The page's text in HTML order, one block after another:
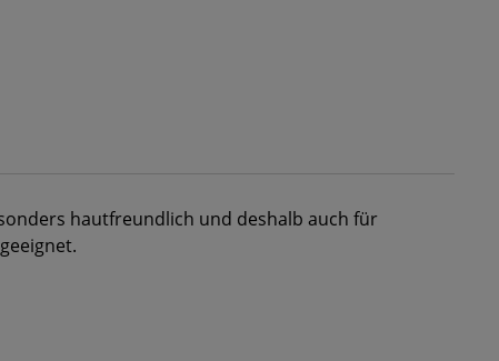
hautfreundlich und deshalb auch für